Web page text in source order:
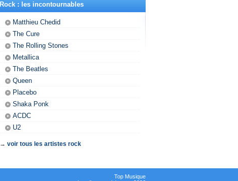
Rock : les incontournables
Matthieu Chedid
The Cure
The Rolling Stones
Metallica
The Beatles
Queen
Placebo
Shaka Ponk
ACDC
U2
→ voir tous les artistes rock
Top Musique